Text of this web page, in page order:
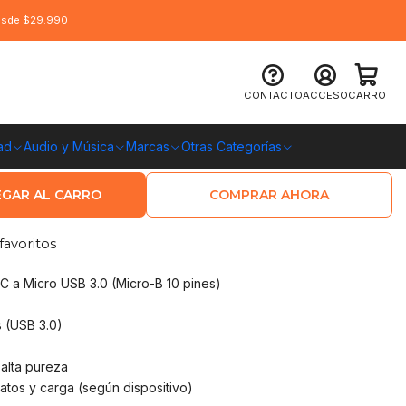
CONTACTOACCESOCARRO
Audio y Música Marcas Otras Categorías
$29.990
USB 3.0 SuperSpeed 1Mts
CHILE
AL CARRO COMPRAR AHORA
a Micro USB 3.0 (Micro-B 10 pines)
3.0)
pureza
y carga (según dispositivo)